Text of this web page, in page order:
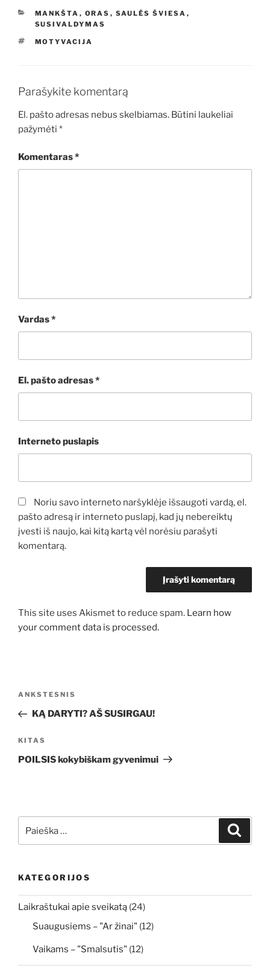
KATEGORIJOS
MANKŠTA , ORAS , SAULĖS ŠVIESA ,
SUSIVALDYMAS
ŽYMOS
MOTYVACIJA
Parašykite komentarą
El. pašto adresas nebus skelbiamas. Būtini laukeliai
pažymėti *
Komentaras*
Vardas*
El. pašto adresas*
Interneto puslapis
Noriu savo interneto naršyklėje išsaugoti vardą, el.
pašto adresą ir interneto puslapį, kad jų nebereiktų
įvesti iš naujo, kai kitą kartą vėl norėsiu parašyti
komentarą.
This site uses Akismet to reduce spam. Learn how
your comment data is processed.
Navigacija
įrašų
Ankstesnis
įrašas
ANKSTESNIS
KĄ DARYTI? AŠ SUSIRGAU!
Kitas
įrašas
KITAS
POILSIS kokybiškam gyvenimui
KATEGORIJOS
Laikraštukai apie sveikatą (24)
Suaugusiems – "Ar žinai" (12)
Vaikams – "Smalsutis" (12)